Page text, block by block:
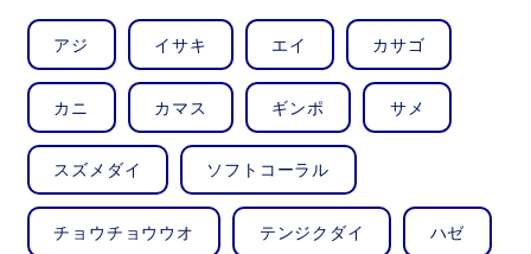
アジ イサキ エイ カサゴ
カニ カマス ギンポ サメ
スズメダイ ソフトコーラル
チョウチョウウオ テンジクダイ ハゼ